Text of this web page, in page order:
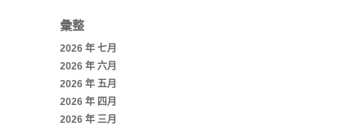
彙整
2026 年 七月
2026 年 六月
2026 年 五月
2026 年 四月
2026 年 三月